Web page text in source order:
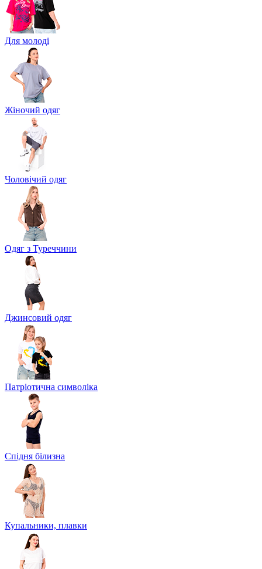
Для молоді
Жіночий одяг
Чоловічий одяг
Одяг з Туреччини
Джинсовий одяг
Патріотична символіка
Спідня білизна
Купальники, плавки